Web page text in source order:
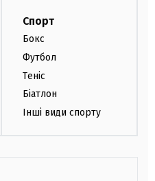
Спорт
Бокс
Футбол
Теніс
Біатлон
Інші види спорту